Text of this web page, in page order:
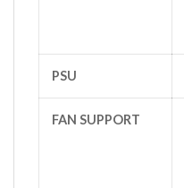
PSU
FAN SUPPORT